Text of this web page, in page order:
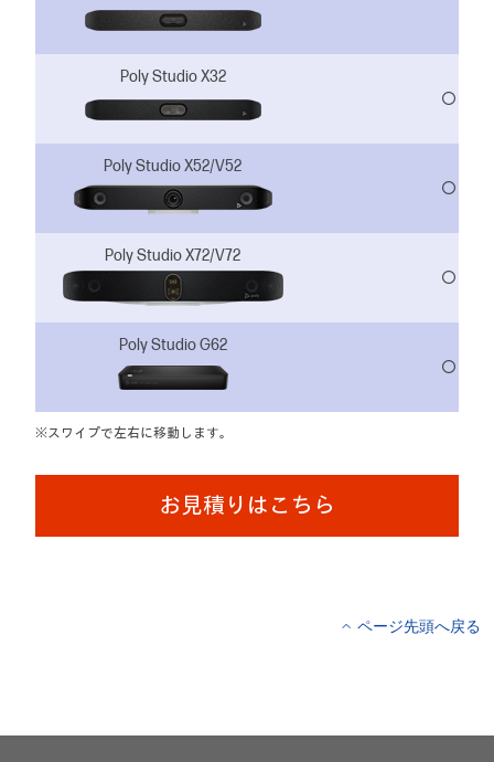
Poly Studio X32
〇
Poly Studio X52/V52
〇
Poly Studio X72/V72
〇
Poly Studio G62
〇
※スワイプで左右に移動します。
お見積りはこちら
ページ先頭へ戻る